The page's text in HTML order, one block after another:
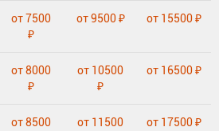
от 7500
₽
от 9500 ₽ от 15500 ₽
от 8000
₽
от 10500
₽
от 16500 ₽
от 8500
от 11500
от 17500 ₽